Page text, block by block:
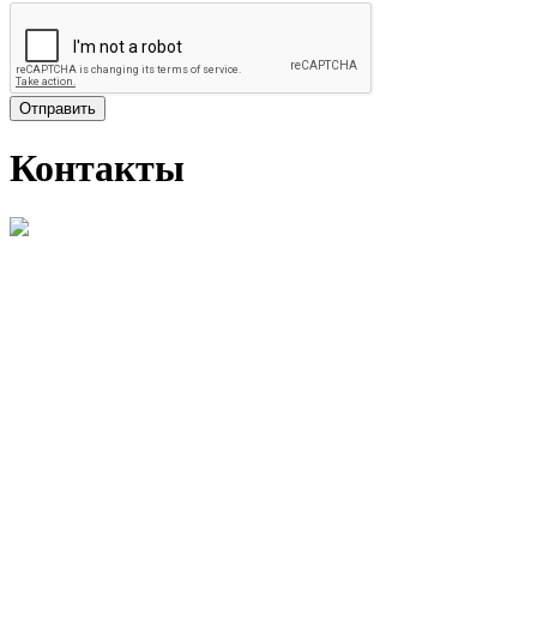
Отправить
Контакты